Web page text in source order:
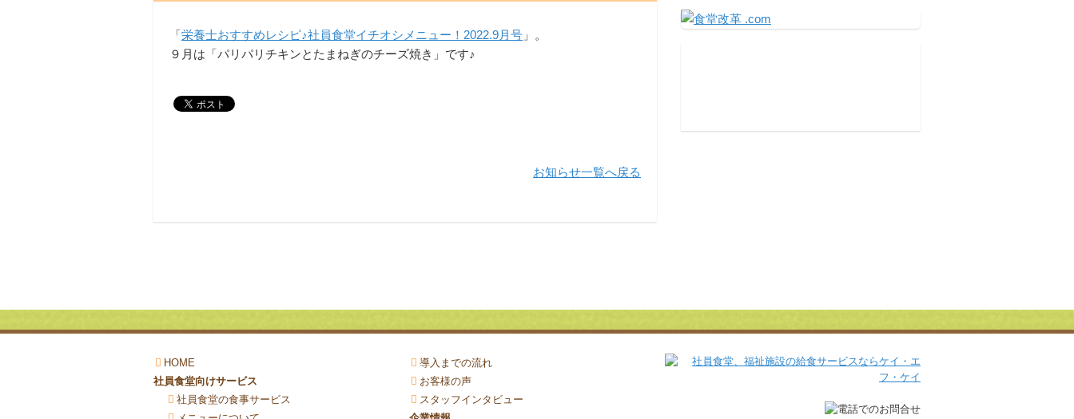
「栄養士おすすめレシピ♪社員食堂イチオシメニュー！2022.9月号 」。
９月は「パリパリチキンとたまねぎのチーズ焼き」です♪
お知らせ一覧へ戻る
HOME
社員食堂向けサービス
社員食堂の食事サービス
導入までの流れ
お客様の声
スタッフインタビュー